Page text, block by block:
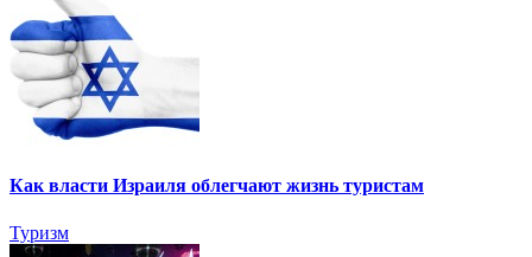
Как власти Израиля облегчают жизнь туристам
Туризм